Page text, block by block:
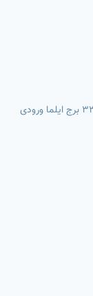
قاسم آباد بلوار شاهد، شاهد 33 برج ایلما ورودی